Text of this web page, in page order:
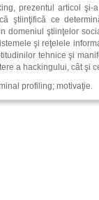
prezentul articol
ştiinţifică ce
domeniul ştiinţelor
şi reţelele
tehnice şi
a hackingului, cât şi
profiling; motivaţie.